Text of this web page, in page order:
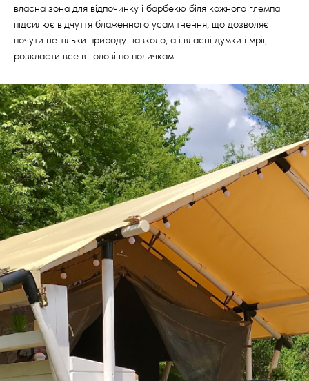
власна зона для відпочинку і барбекю біля кожного глемпа
підсилює відчуття блаженного усамітнення, що дозволяє
почути не тільки природу навколо, а і власні думки і мрії,
розкласти все в голові по поличкам.